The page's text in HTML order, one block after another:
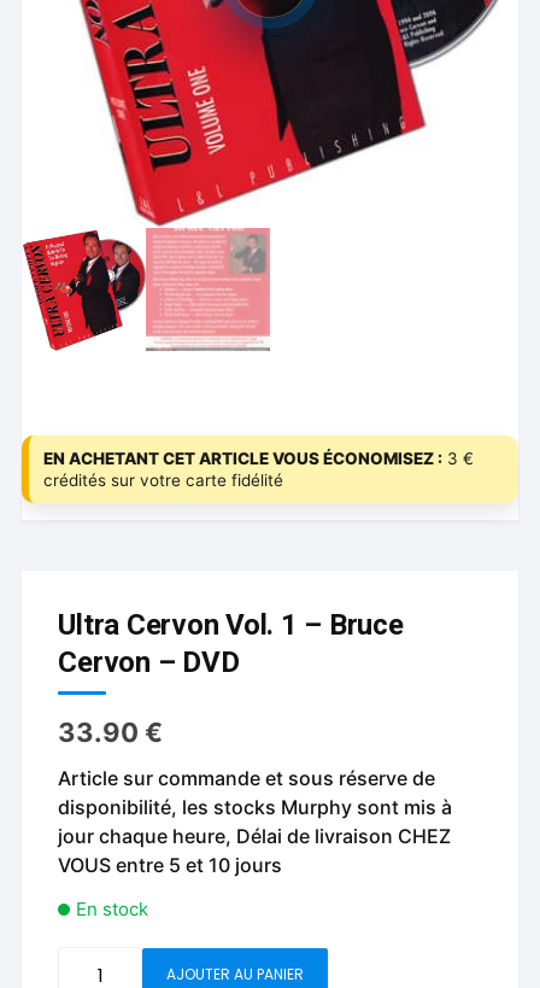
EN ACHETANT CET ARTICLE VOUS ÉCONOMISEZ : 3 €
crédités sur votre carte fidélité
Ultra Cervon Vol. 1 – Bruce
Cervon – DVD
33.90€
Article sur commande et sous réserve de
disponibilité, les stocks Murphy sont mis à
jour chaque heure, Délai de livraison CHEZ
VOUS entre 5 et 10 jours
En stock
AJOUTER AU PANIER